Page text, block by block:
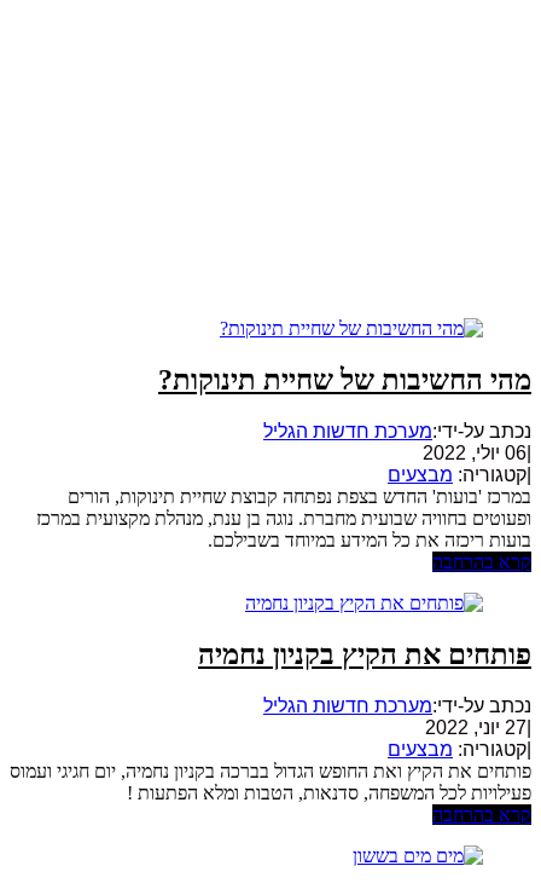
מהי החשיבות של שחיית תינוקות?
נכתב על-ידי:מערכת חדשות הגליל
06 יולי, 2022
קטגוריה: מבצעים
במרכז 'בועות' החדש בצפת נפתחה קבוצת שחיית תינוקות, הורים
ופעוטים בחוויה שבועית מחברת. נוגה בן ענת, מנהלת מקצועית במרכז
בועות ריכזה את כל המידע במיוחד בשבילכם.
קרא בהרחבה
פותחים את הקיץ בקניון נחמיה
נכתב על-ידי:מערכת חדשות הגליל
27 יוני, 2022
קטגוריה: מבצעים
פותחים את הקיץ ואת החופש הגדול בברכה בקניון נחמיה, יום חגיגי ועמוס
פעילויות לכל המשפחה, סדנאות, הטבות ומלא הפתעות !
קרא בהרחבה